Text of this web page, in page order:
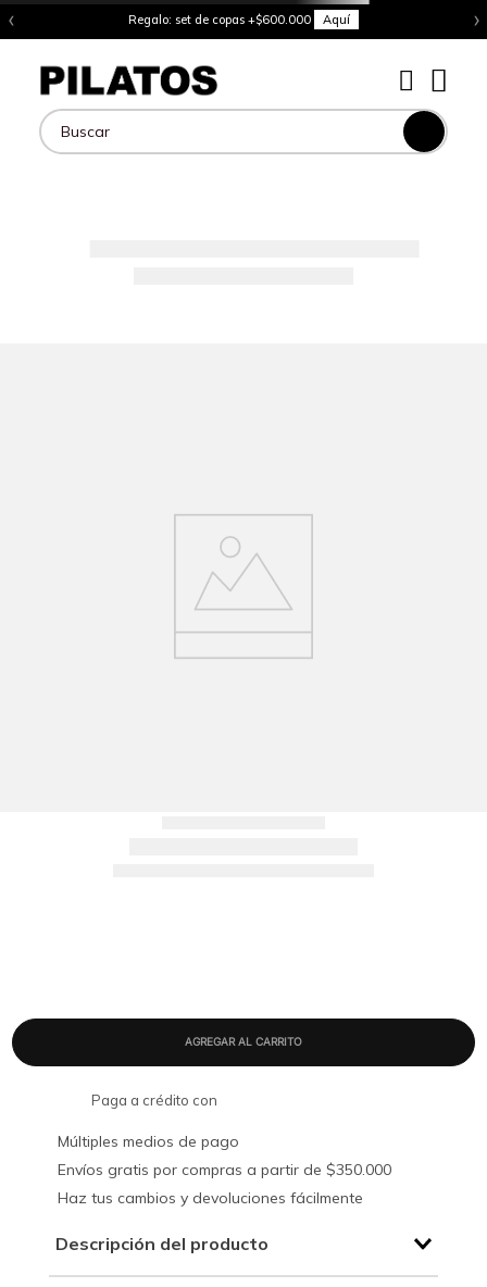
‹ Regalo: set de copas +$600.000 Aquí ›
Buscar
Paga a crédito con
Múltiples medios de pago
Envíos gratis por compras a partir de $350.000
Haz tus cambios y devoluciones fácilmente
Descripción del producto